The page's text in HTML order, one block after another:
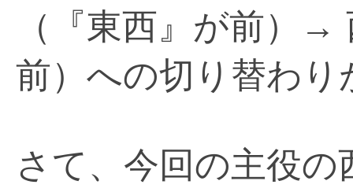
（『東西』が前）
前）への切り替わ
さて、今回の主役